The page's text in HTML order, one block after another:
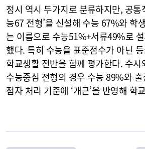
정시 역시 두가지로 분류하지만, 공
능67 전형’을 신설해 수능 67%와 학
는 이름으로 수능51%+서류49%로
했다. 특히 수능을 표준점수가 아닌
학교생활 전반을 함께 평가한다. 수
수능중심 전형의 경우 수능 89%와
점자 처리 기준에 ‘개근’을 반영해